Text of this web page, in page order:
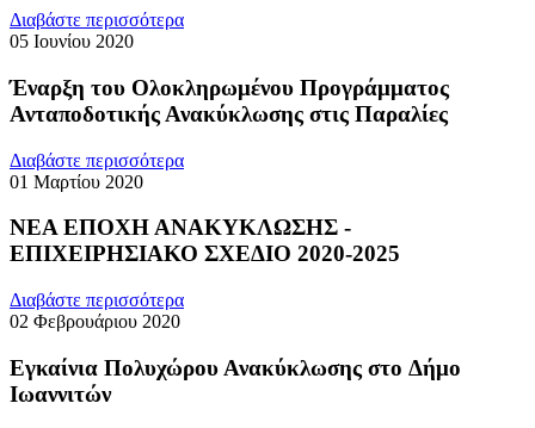
Διαβάστε περισσότερα
05 Ιουνίου 2020
Έναρξη του Ολοκληρωμένου Προγράμματος
Ανταποδοτικής Ανακύκλωσης στις Παραλίες
Διαβάστε περισσότερα
01 Μαρτίου 2020
ΝΕΑ ΕΠΟΧΗ ΑΝΑΚΥΚΛΩΣΗΣ -
ΕΠΙΧΕΙΡΗΣΙΑΚΟ ΣΧΕΔΙΟ 2020-2025
Διαβάστε περισσότερα
02 Φεβρουάριου 2020
Εγκαίνια Πολυχώρου Ανακύκλωσης στo Δήμο
Ιωαννιτών